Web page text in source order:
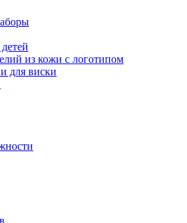
из кожи с логотипом
для виски